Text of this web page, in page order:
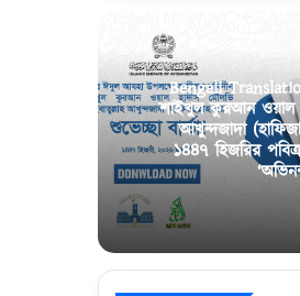
Bengali
শাইখুল কুরআন ওয়াল
আখুন্দজাদা
১৪৪৭ হিজরির